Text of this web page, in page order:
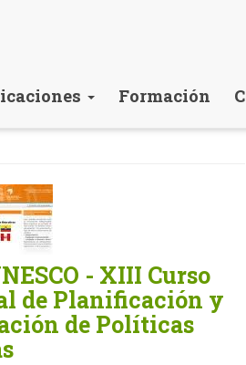
Formación
- XIII Curso
de Planificación y
de Políticas